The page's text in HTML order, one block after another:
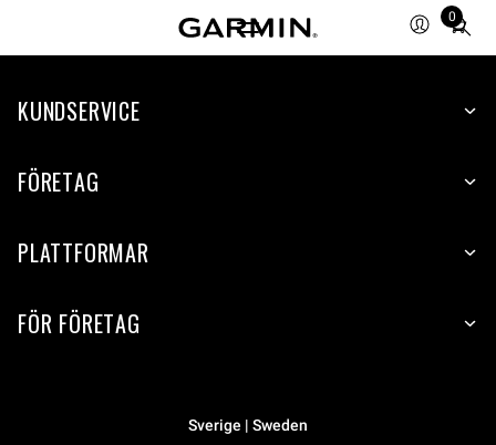
0
Total
items
cart:
KUNDSERVICE
FÖRETAG
PLATTFORMAR
FÖR FÖRETAG
Sverige | Sweden